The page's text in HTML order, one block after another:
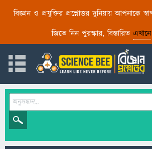
বিজ্ঞান ও প্রযুক্তির প্রশ্নোত্তর দুনিয়ায় আপনাকে
জিতে নিন পুরস্কার, বিস্তারিত এখানে